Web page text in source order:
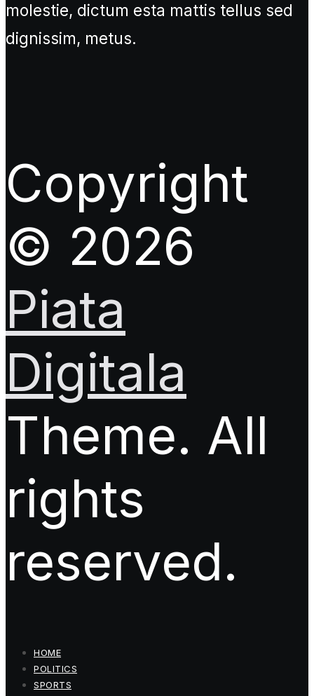
molestie, dictum esta mattis tellus sed
dignissim, metus.
Copyright
© 2026
Piata
Digitala
Theme. All
rights
reserved.
HOME
POLITICS
SPORTS